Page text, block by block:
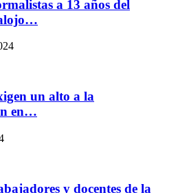
a 13 años del
un alto a la
en…
y docentes de la